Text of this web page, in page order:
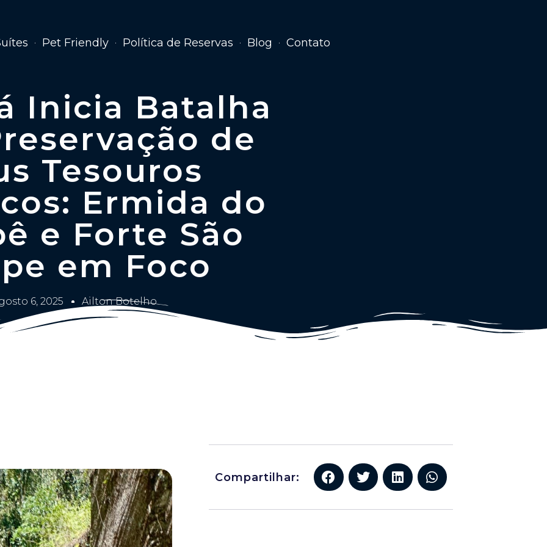
Pet Friendly Política de Reservas Blog Contato
Inicia Batalha
de
Tesouros
Ermida do
e Forte São
em Foco
6, 2025 Ailton Botelho
Compartilhar: